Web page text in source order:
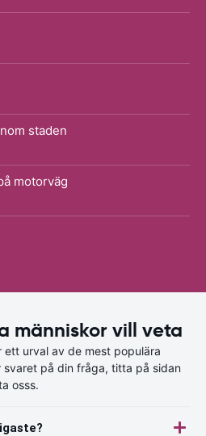
staden
motorväg
människor vill veta
ett urval av de mest populära
på din fråga, titta på sidan
osss.